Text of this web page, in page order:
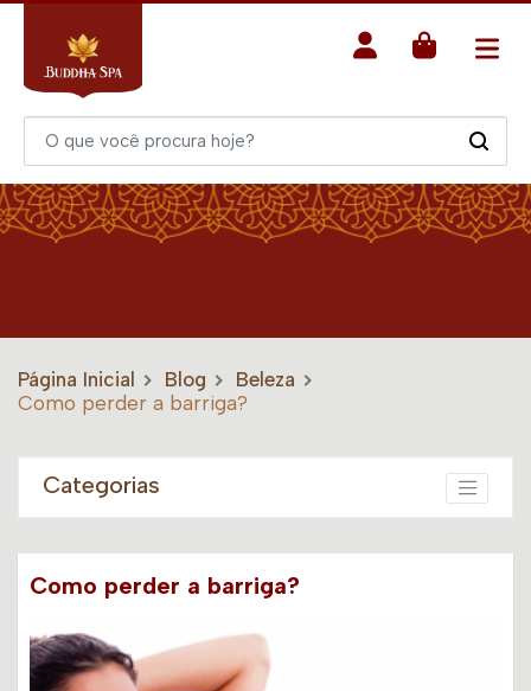
Página Inicial Blog
Beleza
Como perder a barriga?
Categorias
Como perder a barriga?